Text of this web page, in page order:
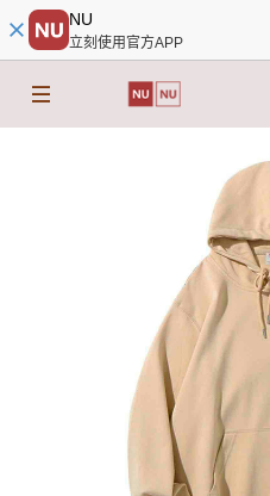
NU
立刻使用官方APP